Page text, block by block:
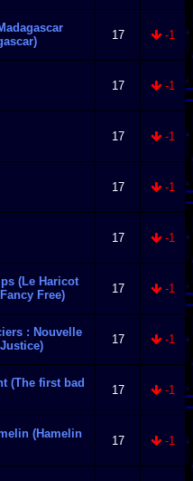
17 -1
17 -1
17 -1
17 -1
17 -1
(Le Haricot
Free)
17 -1
: Nouvelle
17 -1
(The first bad
17 -1
(Hamelin
17 -1